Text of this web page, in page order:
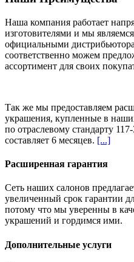
Наша компания работает
изготовителями и мы
официальными
соответственно можем
ассортимент для своих
Так же мы предоставляем
украшения, купленные в
по отраслевому стандарту
составляет 6 месяцев. [...]
Расширенная гарантия
Сеть наших салонов
увеличенный срок гарантии
потому что мы уверенны в
украшений и гордимся ими.
Дополнительные услуги